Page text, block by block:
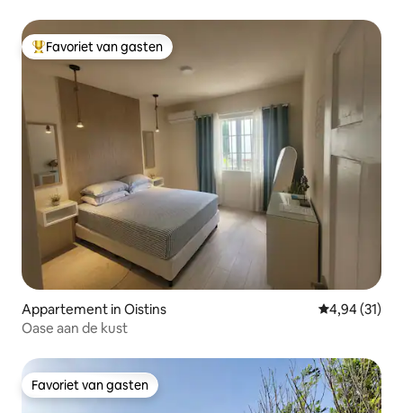
Topfavoriet van gasten
Favoriet van gasten
Appartement in Oistins Gemiddelde
4,94 (31)
Oase aan de kust
Favoriet van gasten
Favoriet van gasten